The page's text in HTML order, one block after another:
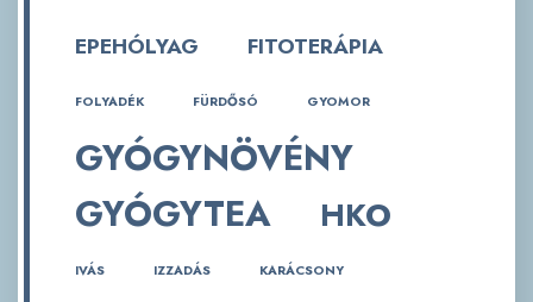
EPEHÓLYAG FITOTERÁPIA
FOLYADÉK FÜRDŐSÓ GYOMOR
GYÓGYNÖVÉNY
GYÓGYTEA
HKO
IVÁS IZZADÁS KARÁCSONY